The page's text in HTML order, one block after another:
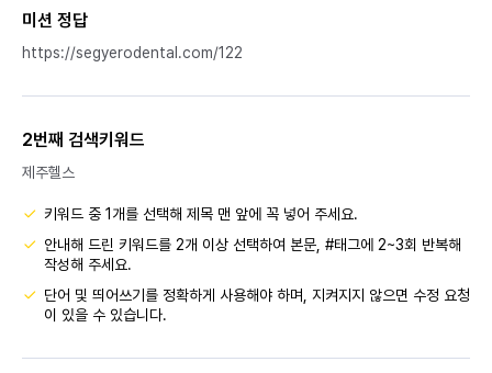
미션 정답
https://segyerodental.com/122
2번째 검색키워드
제주헬스
키워드 중 1개를 선택해 제목 맨 앞에 꼭 넣어 주세요.
안내해 드린 키워드를 2개 이상 선택하여 본문, #태그에 2~3회 반복해
작성해 주세요.
단어 및 띄어쓰기를 정확하게 사용해야 하며, 지켜지지 않으면 수정 요청
이 있을 수 있습니다.